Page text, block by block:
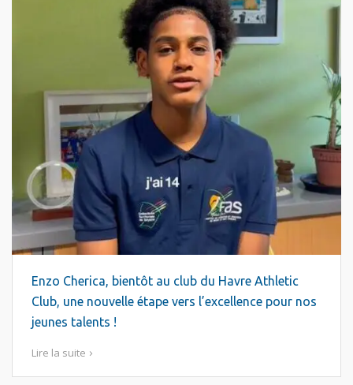
Enzo Cherica, bientôt au club du Havre Athletic
Club, une nouvelle étape vers l’excellence pour nos
jeunes talents !
Lire la suite